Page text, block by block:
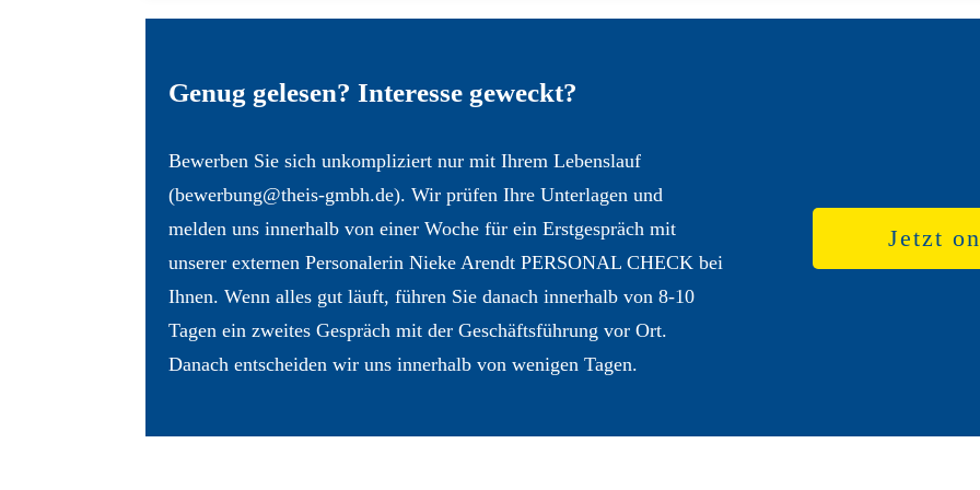
Genug gelesen? Interesse geweckt?
Bewerben Sie sich unkompliziert nur mit Ihrem Lebenslauf
(bewerbung@theis-gmbh.de). Wir prüfen Ihre Unterlagen und
melden uns innerhalb von einer Woche für ein Erstgespräch mit
unserer externen Personalerin Nieke Arendt PERSONAL CHECK bei
Ihnen. Wenn alles gut läuft, führen Sie danach innerhalb von 8-10
Tagen ein zweites Gespräch mit der Geschäftsführung vor Ort.
Danach entscheiden wir uns innerhalb von wenigen Tagen.
Jetzt